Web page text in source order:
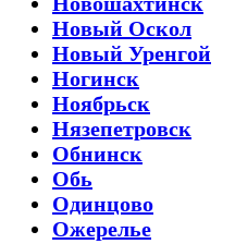
Новый Оскол
Новый Уренгой
Ногинск
Ноябрьск
Нязепетровск
Обнинск
Обь
Одинцово
Ожерелье